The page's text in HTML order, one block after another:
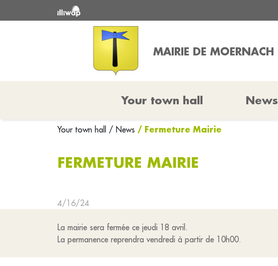
MAIRIE DE MOERNACH
Your town hall News
Your town hall / News / Fermeture Mairie
FERMETURE MAIRIE
4/16/24
La mairie sera fermée ce jeudi 18 avril.
La permanence reprendra vendredi à partir de 10h00.